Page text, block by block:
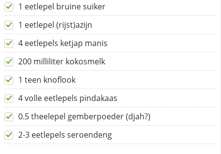
1 eetlepel bruine suiker
1 eetlepel (rijst)azijn
4 eetlepels ketjap manis
200 milliliter kokosmelk
1 teen knoflook
4 volle eetlepels pindakaas
0.5 theelepel gemberpoeder (djah?)
2-3 eetlepels seroendeng